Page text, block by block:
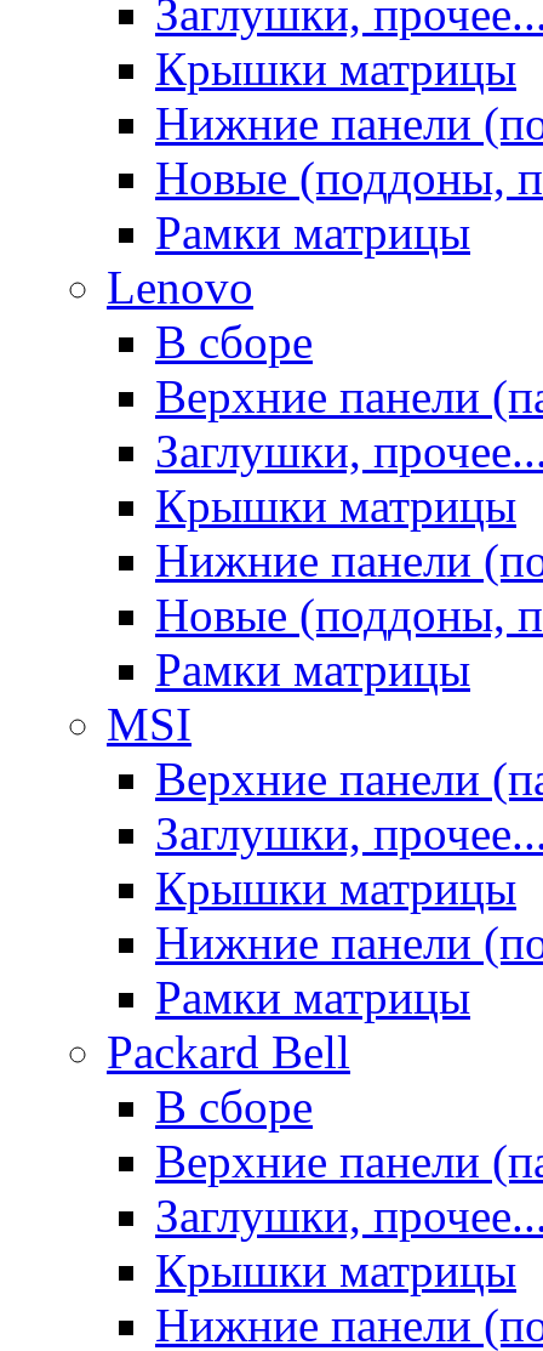
Заглушки,
Крышки матрицы
Нижние панели
Новые (поддоны,
Рамки матрицы
Lenovo
В сборе
Верхние панели
Заглушки,
Крышки матрицы
Нижние панели
Новые (поддоны,
Рамки матрицы
MSI
Верхние панели
Заглушки,
Крышки матрицы
Нижние панели
Рамки матрицы
Packard Bell
В сборе
Верхние панели
Заглушки,
Крышки матрицы
Нижние панели